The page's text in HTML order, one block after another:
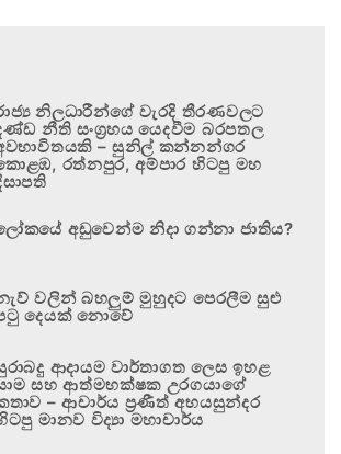
නිලධාරීන්ගේ වැරදි තීරණවලට
නීති සංග්‍රහය යෙදවීම බරපතල
– සුනිල් කන්නන්ගර
රත්නපුර, අම්පාර හිටපු මහ
අඩුවෙන්ම නිදා ගන්නා ජාතිය?
වලින් බහලුම් මුහුදට පෙරලීම සුළු
දෙයක් නොවේ
ආදායම වාර්තාගත ලෙස ඉහළ
සහ ආත්මභක්ෂක උරගයාගේ
– ආචාර්ය ප්‍රණීත් අභයසුන්දර
මානව විද්‍යා මහාචාර්ය